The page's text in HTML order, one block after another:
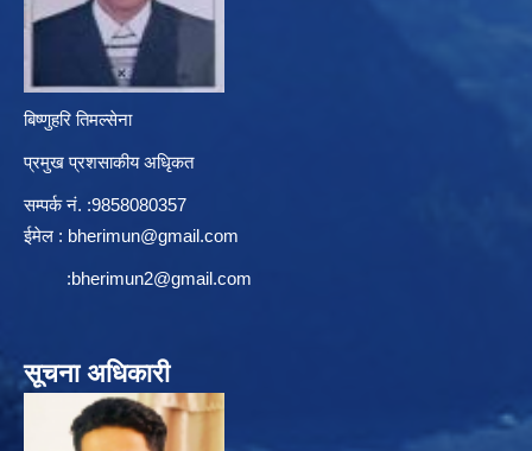
बिष्णुहरि तिमल्सेना
प्रमुख प्रशसाकीय अधिृकत
सम्पर्क न‌ं. :9858080357
ईमेल : bherimun@gmail.com
:bherimun2@gmail.com
सूचना अधिकारी